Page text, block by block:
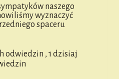
naszego
wyznaczyć
spaceru
odwiedzin , 1 dzisiaj